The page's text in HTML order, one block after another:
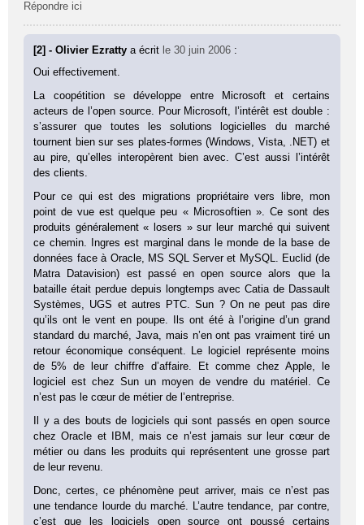
Répondre ici
[2] - Olivier Ezrattya écrit le 30 juin 2006 :
Oui effectivement.
La coopétition se développe entre Microsoft et certains
acteurs de l’open source. Pour Microsoft, l’intérêt est double :
s’assurer que toutes les solutions logicielles du marché
tournent bien sur ses plates-formes (Windows, Vista, .NET) et
au pire, qu’elles interopèrent bien avec. C’est aussi l’intérêt
des clients.
Pour ce qui est des migrations propriétaire vers libre, mon
point de vue est quelque peu « Microsoftien ». Ce sont des
produits généralement « losers » sur leur marché qui suivent
ce chemin. Ingres est marginal dans le monde de la base de
données face à Oracle, MS SQL Server et MySQL. Euclid (de
Matra Datavision) est passé en open source alors que la
bataille était perdue depuis longtemps avec Catia de Dassault
Systèmes, UGS et autres PTC. Sun ? On ne peut pas dire
qu’ils ont le vent en poupe. Ils ont été à l’origine d’un grand
standard du marché, Java, mais n’en ont pas vraiment tiré un
retour économique conséquent. Le logiciel représente moins
de 5% de leur chiffre d’affaire. Et comme chez Apple, le
logiciel est chez Sun un moyen de vendre du matériel. Ce
n’est pas le cœur de métier de l’entreprise.
Il y a des bouts de logiciels qui sont passés en open source
chez Oracle et IBM, mais ce n’est jamais sur leur cœur de
métier ou dans les produits qui représentent une grosse part
de leur revenu.
Donc, certes, ce phénomène peut arriver, mais ce n’est pas
une tendance lourde du marché. L’autre tendance, par contre,
c’est que les logiciels open source ont poussé certains